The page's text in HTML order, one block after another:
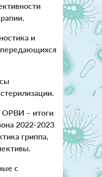
и
ОРВИ – итоги
2022-2023
гриппа,
с